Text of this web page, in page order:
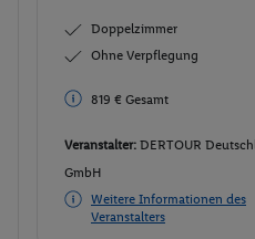
Doppelzimmer
Ohne Verpflegung
819 € Gesamt
Veranstalter: DERTOUR
GmbH
Weitere Informationen des
Veranstalters